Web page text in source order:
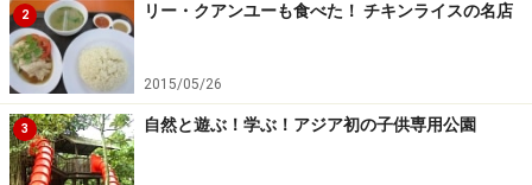
2 リー・クアンユーも食べた！ チキンライスの名店
2015/05/26
3 自然と遊ぶ！学ぶ！アジア初の子供専用公園